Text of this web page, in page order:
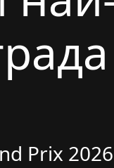
Prix 2026